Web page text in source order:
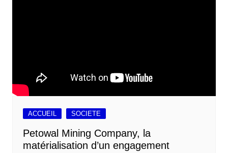
ACCUEIL SOCIETE
Petowal Mining Company, la
matérialisation d’un engagement